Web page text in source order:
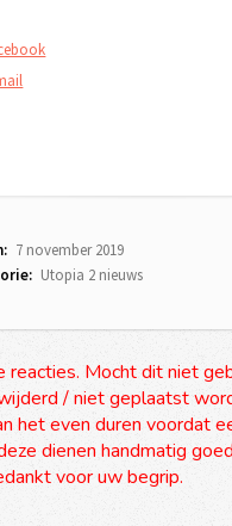
7 november 2019
Utopia 2 nieuws
reacties. Mocht dit niet
/ niet geplaatst
het even duren voordat
dienen handmatig
voor uw begrip.